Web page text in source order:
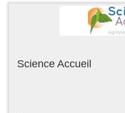
Science Accueil